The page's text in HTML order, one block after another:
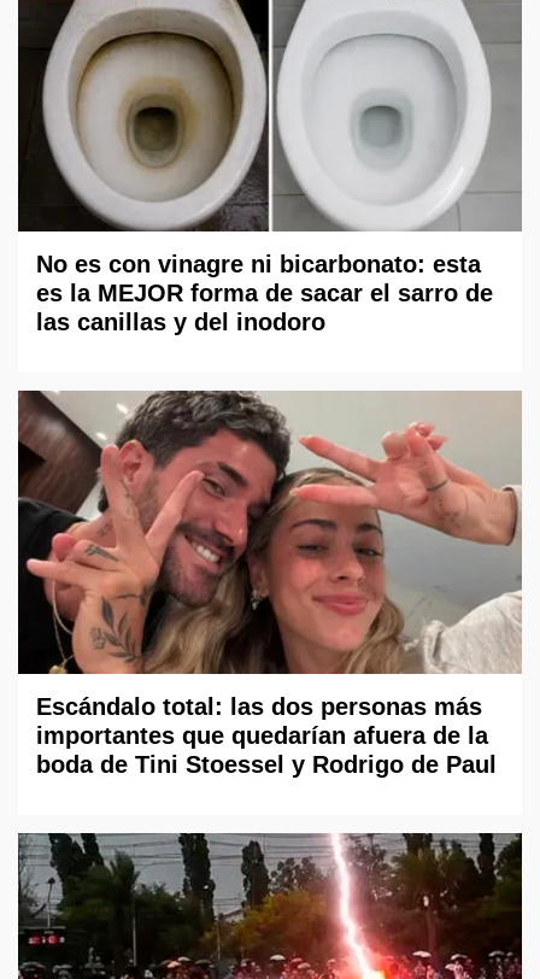
No es con vinagre ni bicarbonato: esta
es la MEJOR forma de sacar el sarro de
las canillas y del inodoro
Escándalo total: las dos personas más
importantes que quedarían afuera de la
boda de Tini Stoessel y Rodrigo de Paul